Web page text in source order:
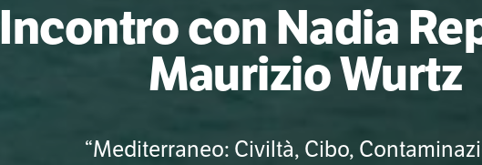
Incontro con Nadia
Maurizio Wurtz
“Mediterraneo: Civiltà, Cibo,